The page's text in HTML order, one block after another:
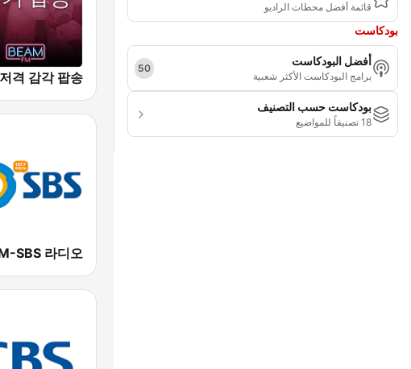
قائمة أفضل محطات الراديو
بودكاست
أفضل البودكاست
برامج البودكاست الأكثر شعبية
50
بودكاست حسب التصنيف
18 تصنيفاً للمواضيع